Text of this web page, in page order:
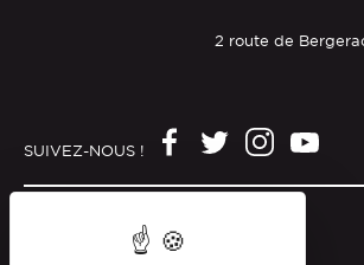
2 route de
SUIVEZ-NOUS !
Politique de confidentialité